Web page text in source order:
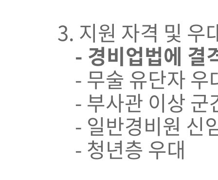
3. 지원 자격 및 우
- 경비업법에 결
- 무술 유단자 우
- 부사관 이상 군
- 일반경비원 신
- 청년층 우대